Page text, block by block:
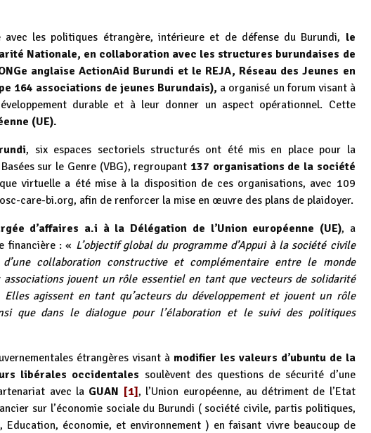
avec les politiques étrangère, intérieure et de défense du Burundi, le
Nationale, en collaboration avec les structures burundaises de
anglaise ActionAid Burundi et le REJA, Réseau des Jeunes en
164 associations de jeunes Burundais), a organisé un forum visant à
durable et à leur donner un aspect opérationnel. Cette
(UE).
, six espaces sectoriels structurés ont été mis en place pour la
sur le Genre (VBG), regroupant 137 organisations de la société
virtuelle a été mise à la disposition de ces organisations, avec 109
care-bi.org, afin de renforcer la mise en œuvre des plans de plaidoyer.
d’affaires a.i à la Délégation de l’Union européenne (UE), a
financière : « L’objectif global du programme d’Appui à la société civile
collaboration constructive et complémentaire entre le monde
jouent un rôle essentiel en tant que vecteurs de solidarité
Elles agissent en tant qu’acteurs du développement et jouent un rôle
que dans le dialogue pour l’élaboration et le suivi des politiques
étrangères visant à modifier les valeurs d’ubuntu de la
libérales occidentales soulèvent des questions de sécurité d’une
avec la GUAN [1], l’Union européenne, au détriment de l’Etat
sur l’économie sociale du Burundi ( société civile, partis politiques,
Education, économie, et environnement ) en faisant vivre beaucoup de